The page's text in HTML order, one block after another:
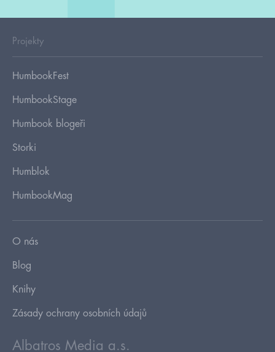
Projekty
HumbookFest
HumbookStage
Humbook blogeři
Storki
Humblok
HumbookMag
O nás
Blog
Knihy
Zásady ochrany osobních údajů
Albatros Media a.s.